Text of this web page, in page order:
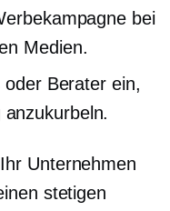
bei
Medien.
Berater ein,
Unternehmen
stetigen